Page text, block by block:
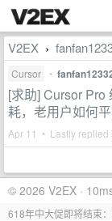
V2EX ›
Cursor •
[求助] Cursor Pro
耗，老用户如何平
Apr 11 • Lastly replied
© 2026 V2EX ·
618年中大促即将结束